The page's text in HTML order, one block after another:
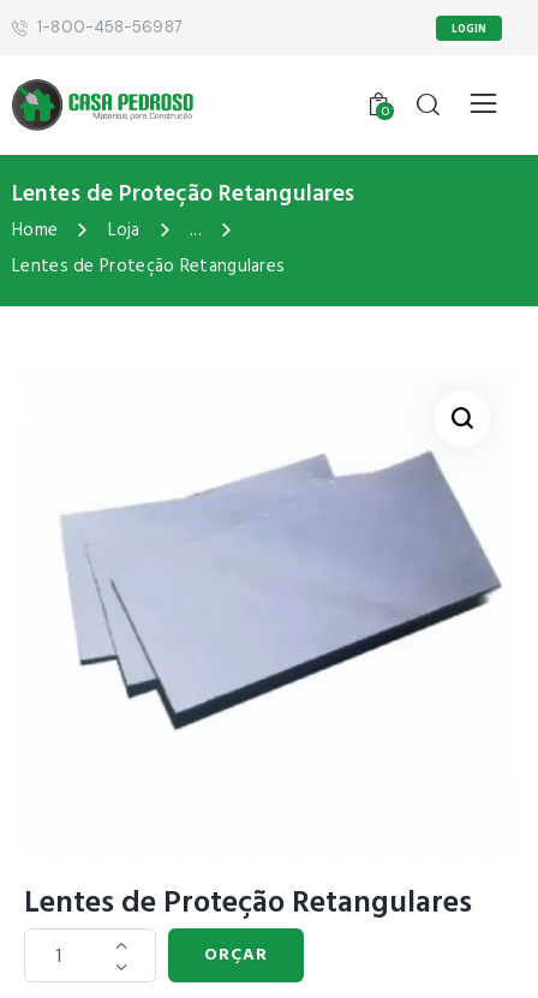
1-800-458-56987 LOGIN
0
Lentes de Proteção Retangulares
Home Loja
...
Lentes de Proteção Retangulares
Lentes de Proteção Retangulares
ORÇAR